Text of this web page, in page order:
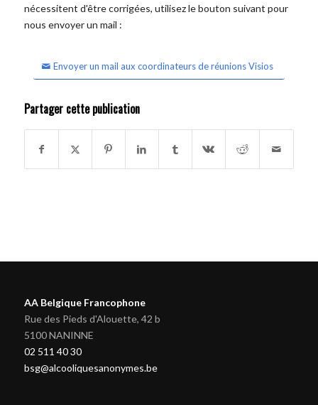
nécessitent d'être corrigées, utilisez le bouton suivant pour
nous envoyer un mail :
Envoyer un mail aux coordinateurs de réunions Visios
Partager cette publication
AA Belgique Francophone
Rue des Pieds d'Alouette, 42 b
5100 NANINNE
02 511 40 30
bsg@alcooliquesanonymes.be